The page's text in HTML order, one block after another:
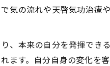
気の流れや天啓気功治療
、本来の自分を発揮でき
す。自分自身の変化を客